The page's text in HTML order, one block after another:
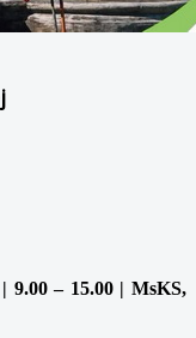
9.00 – 15.00 | MsKS,